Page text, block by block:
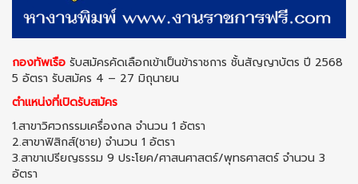
กองทัพเรือ รับสมัครคัดเลือกเข้าเป็นข้าราชการ ชั้นสัญญาบัตร ปี 2568
5 อัตรา รับสมัคร 4 – 27 มิถุนายน
ตำแหน่งที่เปิดรับสมัคร
1.สาขาวิศวกรรมเครื่องกล จำนวน 1 อัตรา
2.สาขาฟิสิกส์(ชาย) จำนวน 1 อัตรา
3.สาขาเปรียญธรรม 9 ประโยค/ศาสนศาสตร์/พุทธศาสตร์ จำนวน 3
อัตรา